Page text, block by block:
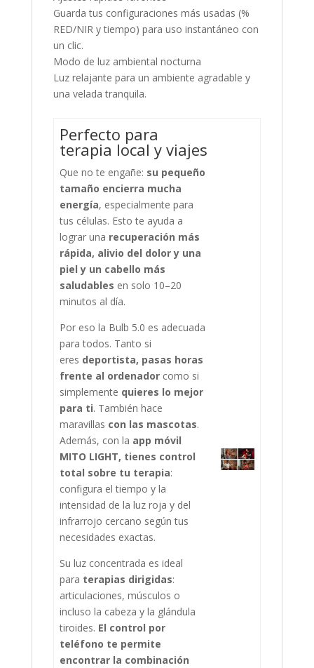
Guarda tus configuraciones más usadas (%
RED/NIR y tiempo) para uso instantáneo con
un clic.
Modo de luz ambiental nocturna
Luz relajante para un ambiente agradable y
una velada tranquila.
Perfecto para
terapia local y viajes
Que no te engañe: su pequeño
tamaño encierra mucha
energía, especialmente para
tus células. Esto te ayuda a
lograr una recuperación más
rápida, alivio del dolor y una
piel y un cabello más
saludables en solo 10–20
minutos al día.
Por eso la Bulb 5.0 es adecuada
para todos. Tanto si
eres deportista, pasas horas
frente al ordenador como si
simplemente quieres lo mejor
para ti. También hace
maravillas con las mascotas.
Además, con la app móvil
MITO LIGHT, tienes control
total sobre tu terapia:
configura el tiempo y la
intensidad de la luz roja y del
infrarrojo cercano según tus
necesidades exactas.
Su luz concentrada es ideal
para terapias dirigidas:
articulaciones, músculos o
incluso la cabeza y la glándula
tiroides. El control por
teléfono te permite
encontrar la combinación